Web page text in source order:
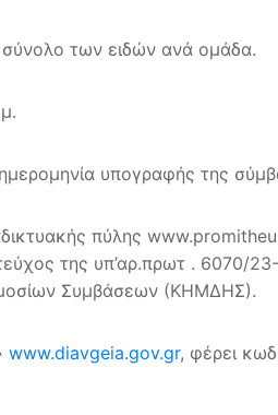
των ειδών ανά ομάδα.
υπογραφής της
πύλης
της υπ’αρ.πρωτ . 6070/
Συμβάσεων (ΚΗΜΔΗΣ).
www.diavgeia.gov.gr, φέρει